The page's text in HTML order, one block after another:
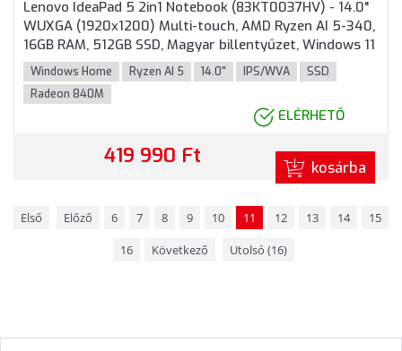
Lenovo IdeaPad 5 2in1 Notebook (83KT0037HV) - 14.0"
WUXGA (1920x1200) Multi-touch, AMD Ryzen AI 5-340,
16GB RAM, 512GB SSD, Magyar billentyűzet, Windows 11
Home, 3 év garancia, Kék színben
Windows Home Ryzen AI 5 14.0" IPS/WVA
SSD
Radeon 840M
ELÉRHETŐ
419 990 Ft kosárba
Első Előző 6 7 8 9 10 11 12 13 14
15
16
Következő Utolsó (16)